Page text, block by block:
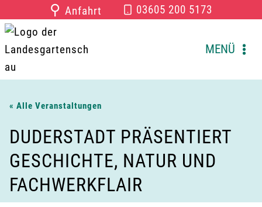
Inhalt
springen
⚲ Anfahrt 03605 200 5173
MENÜ
« Alle Veranstaltungen
DUDERSTADT PRÄSENTIERT
GESCHICHTE, NATUR UND
FACHWERKFLAIR